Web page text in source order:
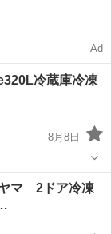
Ad
冷蔵庫冷凍
8月8日
マ 2ドア冷凍